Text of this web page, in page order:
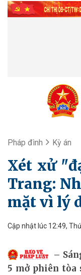
Pháp đình Kỳ án
Xét xử
Trang:
mặt vì lý
Cập nhật lúc 12:49,
5 mở phiên tòa